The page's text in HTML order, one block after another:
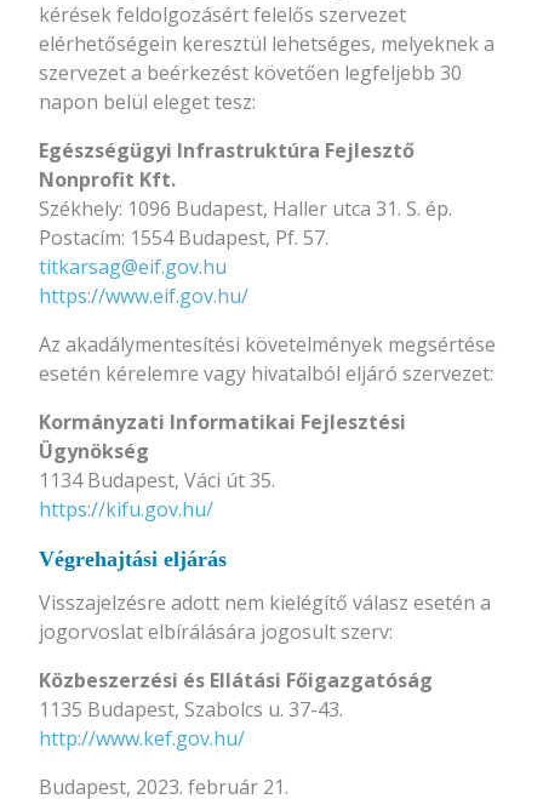
kérések feldolgozásért felelős szervezet
elérhetőségein keresztül lehetséges, melyeknek a
szervezet a beérkezést követően legfeljebb 30
napon belül eleget tesz:
Egészségügyi Infrastruktúra Fejlesztő
Nonprofit Kft.
Székhely: 1096 Budapest, Haller utca 31. S. ép.
Postacím: 1554 Budapest, Pf. 57.
titkarsag@eif.gov.hu
https://www.eif.gov.hu/
Az akadálymentesítési követelmények megsértése
esetén kérelemre vagy hivatalból eljáró szervezet:
Kormányzati Informatikai Fejlesztési
Ügynökség
1134 Budapest, Váci út 35.
https://kifu.gov.hu/
Végrehajtási eljárás
Visszajelzésre adott nem kielégítő válasz esetén a
jogorvoslat elbírálására jogosult szerv:
Közbeszerzési és Ellátási Főigazgatóság
1135 Budapest, Szabolcs u. 37-43.
http://www.kef.gov.hu/
Budapest, 2023. február 21.